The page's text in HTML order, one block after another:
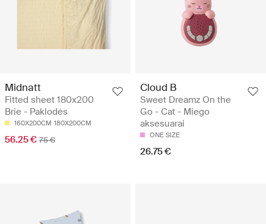
Midnatt
Fitted sheet 180x200
Brie - Paklodės
160X200CM 180X200CM
56.25 € 75 €
Cloud B
Sweet Dreamz On the
Go - Cat - Miego
aksesuarai
ONE SIZE
26.75 €